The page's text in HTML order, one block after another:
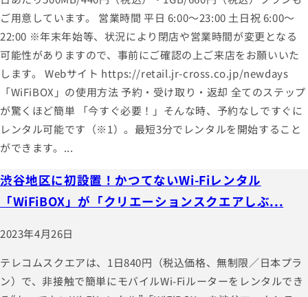
ご用意しています。 営業時間 平日 6:00～23:00 土日祝 6:00～
22:00 ※年末年始等、状況により閉店や営業時間が変更となる
可能性がありますので、事前にご確認の上ご来店をお願いいた
します。 Webサイト https://retail.jr-cross.co.jp/newdays
「WiFiBOX」の使用方法 予約・受け取り・返却 全てのステップ
が驚くほど簡単 「今すぐ必要！」そんな時、予約なしですぐに
レンタル可能です（※1）。最短3分でレンタルを開始すること
ができます。...
渋谷地区に初設置！かつてないWi-Fiレンタル
「WiFiBOX」が「クリエーションスクエアしぶ...
2023年4月26日
テレコムスクエアは、1日840円（税込価格、無制限／日本プラ
ン）で、非接触で簡単にモバイルWi-Fiルーターをレンタルでき